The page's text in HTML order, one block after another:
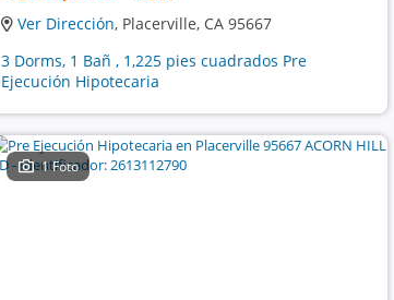
Ver Dirección, Placerville, CA 95667
3 Dorms, 1 Bañ , 1,225 pies cuadrados Pre
Ejecución Hipotecaria
1 Foto